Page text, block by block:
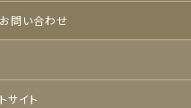
お問い合わせ
サイト